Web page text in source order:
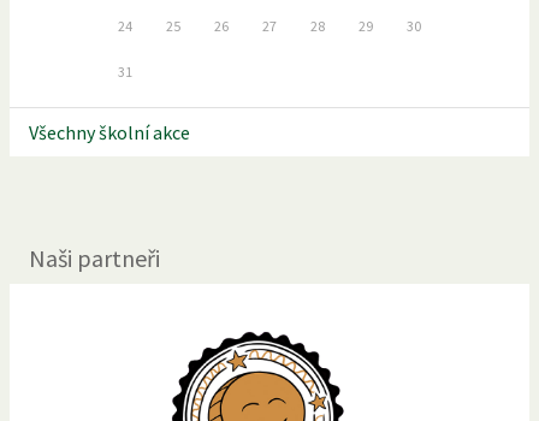
24 25 26 27 28 29 30
31
Všechny školní akce
Naši partneři